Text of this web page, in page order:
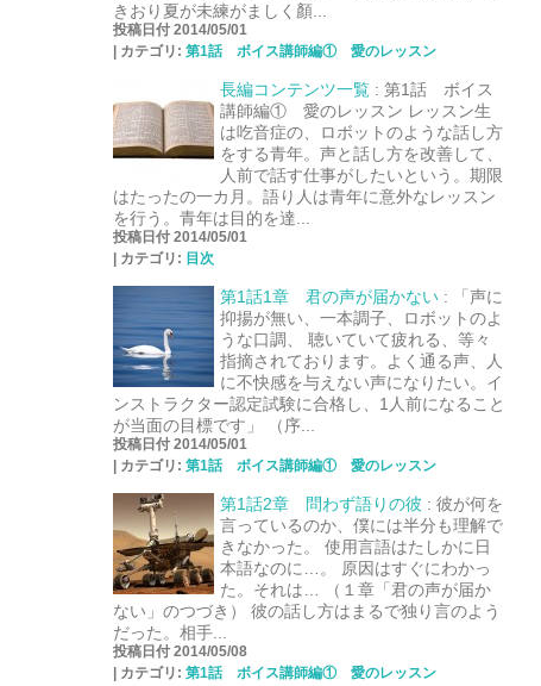
きおり夏が未練がましく顏...
投稿日付 2014/05/01
カテゴリ: 第1話 ボイス講師編① 愛のレッスン
長編コンテンツ一覧: 第1話 ボイス
講師編① 愛のレッスン レッスン生
は吃音症の、ロボットのような話し方
をする青年。声と話し方を改善して、
人前で話す仕事がしたいという。期限
はたったの一カ月。語り人は青年に意外なレッスン
を行う。青年は目的を達...
投稿日付 2014/05/01
カテゴリ: 目次
第1話1章 君の声が届かない:
「声に
抑揚が無い、一本調子、ロボットのよ
うな口調、 聴いていて疲れる、等々
指摘されております。よく通る声、人
に不快感を与えない声になりたい。イ
ンストラクター認定試験に合格し、1人前になること
が当面の目標です」 （序...
投稿日付 2014/05/01
カテゴリ: 第1話 ボイス講師編① 愛のレッスン
第1話2章 問わず語りの彼 : 彼が何を
言っているのか、僕には半分も理解で
きなかった。 使用言語はたしかに日
本語なのに…。 原因はすぐにわかっ
た。それは… （１章「君の声が届か
ない」のつづき） 彼の話し方はまるで独り言のよう
だった。相手...
投稿日付 2014/05/08
カテゴリ: 第1話 ボイス講師編① 愛のレッスン